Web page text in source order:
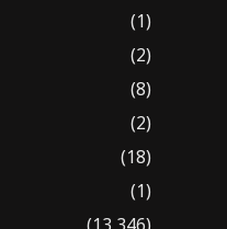
(1)
(2)
(8)
(2)
(18)
(1)
(13,346)